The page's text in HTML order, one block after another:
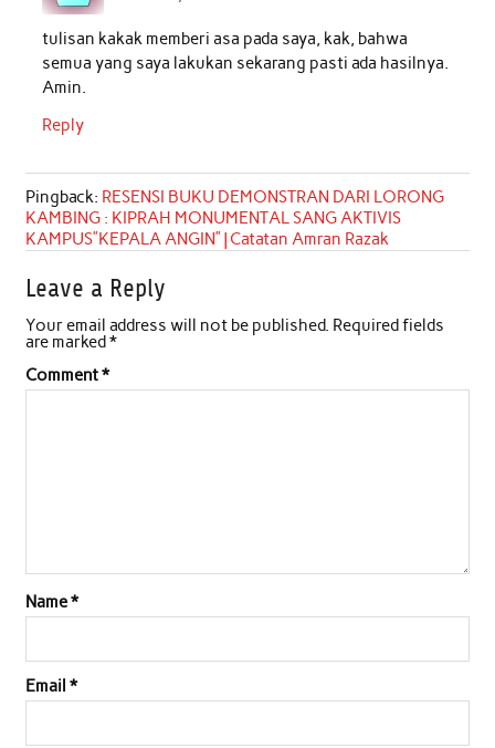
tulisan kakak memberi asa pada saya, kak, bahwa
semua yang saya lakukan sekarang pasti ada hasilnya.
Amin.
Reply
Pingback: RESENSI BUKU DEMONSTRAN DARI LORONG
KAMBING : KIPRAH MONUMENTAL SANG AKTIVIS
KAMPUS”KEPALA ANGIN” | Catatan Amran Razak
Leave a Reply
Your email address will not be published. Required fields
are marked*
Comment*
Name*
Email *